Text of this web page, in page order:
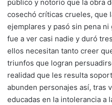
público y notorio que la obra
cosechó críticas crueles, que
ejemplares y pasó sin pena
fue a ver casi nadie y duró
ellos necesitan tanto creer
triunfos que logran
realidad que les resulta
abunden personajes así, tras
educadas en la intolerancia a